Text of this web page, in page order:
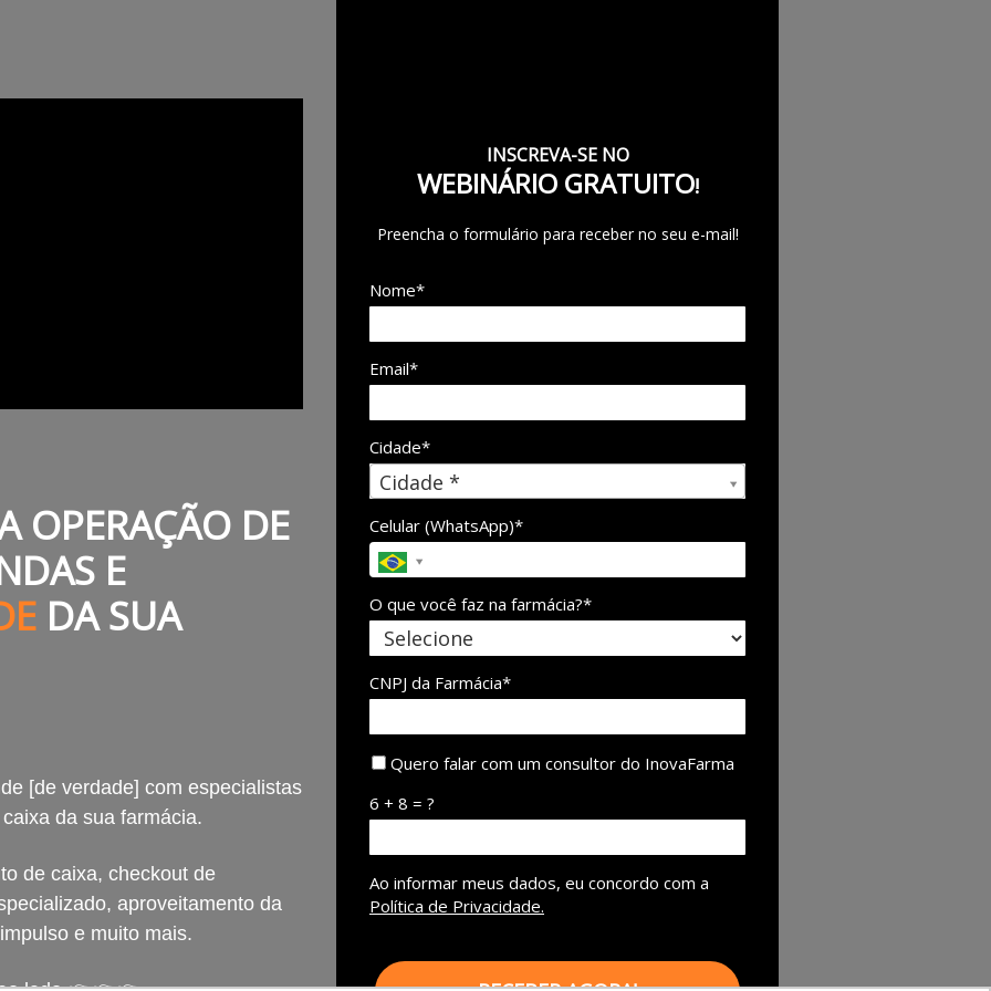
OPERAÇÃO DE
E
DA SUA
[de verdade] com especialistas
da sua farmácia.
de caixa, checkout de
aproveitamento da
e muito mais.
INSCREVA-SE NO
WEBINÁRIO GRATUITO!
Preencha o formulário para receber no seu e-mail!
Nome*
Email*
Cidade*
Cidade *
Cidade*
Celular (WhatsApp)*
O que você faz na farmácia?*
CNPJ da Farmácia*
Quero falar com um consultor do InovaFarma
6 + 8 = ?
Ao informar meus dados, eu concordo com a
Política de Privacidade.